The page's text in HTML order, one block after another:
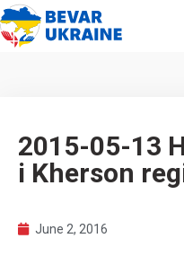
2015-05-13
i Kherson
June 2, 2016